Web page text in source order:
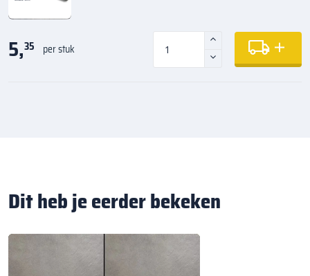
5,35 per stuk
Dit heb je eerder bekeken